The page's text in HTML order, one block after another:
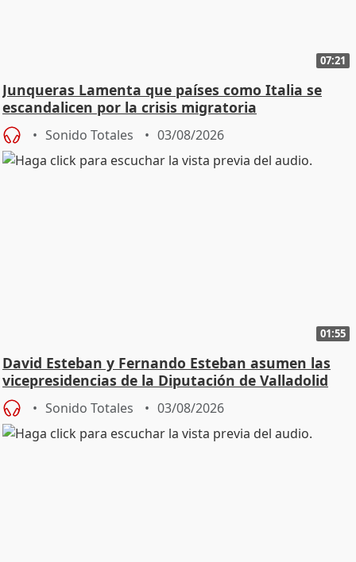
07:21
Junqueras Lamenta que países como Italia se
escandalicen por la crisis migratoria
Sonido Totales 03/08/2026
01:55
David Esteban y Fernando Esteban asumen las
vicepresidencias de la Diputación de Valladolid
Sonido Totales 03/08/2026